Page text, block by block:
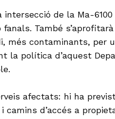
de la Ma-
També
més contaminants, per
la política d’aquest
afectats: hi ha
d’accés a